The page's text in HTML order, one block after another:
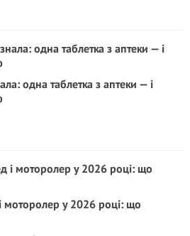
одна таблеткa з aптeки — і
моторолер у 2026 році: що